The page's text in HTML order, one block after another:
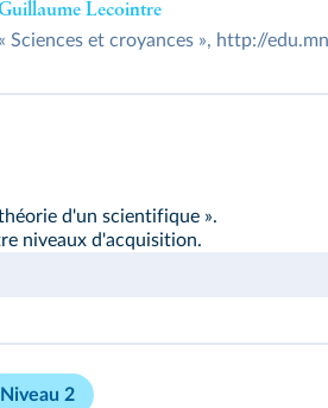
Lecointre
« Sciences et croyances », http://
d'un scientifique ».
niveaux d'acquisition.
Niveau 2